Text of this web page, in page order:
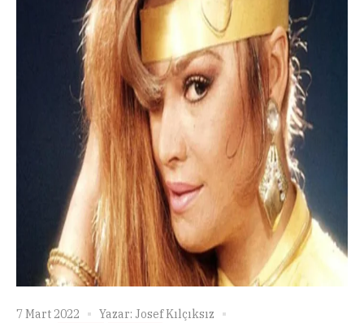
7 Mart 2022 Yazar: Josef Kılçıksız